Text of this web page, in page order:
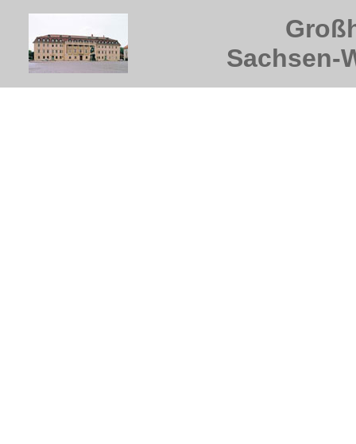
Sachsen-